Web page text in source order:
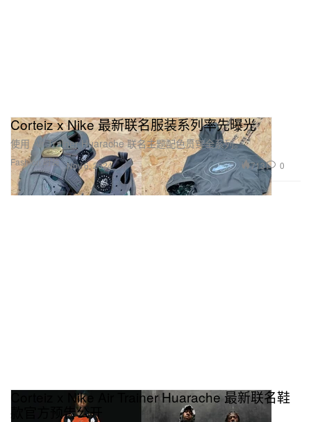
Fashion 时装
Corteiz x Nike 最新联名服装系列率先曝光
使用 Air Trainer Huarache 联名主题配色贯穿全系列。
Nov 6, 2024 713 0
Corteiz x Nike Air Trainer Huarache 最新联名鞋
款官方预告公开